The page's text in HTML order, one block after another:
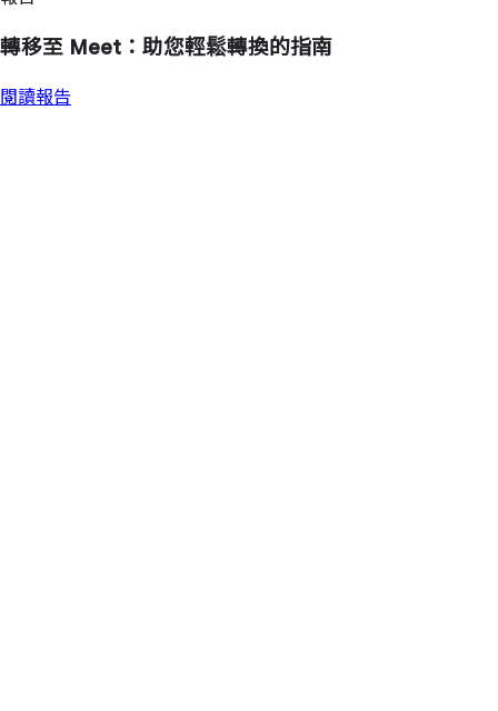
轉移至 Meet：助您輕鬆轉換的指南
閱讀報告